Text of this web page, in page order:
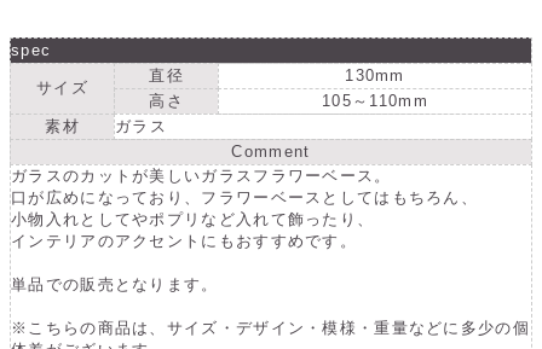
spec
サイズ
直径
130mm
高さ
105～110mm
素材
ガラス
Comment
ガラスのカットが美しいガラスフラワーベース。
口が広めになっており、フラワーベースとしてはもちろん、
小物入れとしてやポプリなど入れて飾ったり、
インテリアのアクセントにもおすすめです。
単品での販売となります。
※こちらの商品は、サイズ・デザイン・模様・重量などに多少の個